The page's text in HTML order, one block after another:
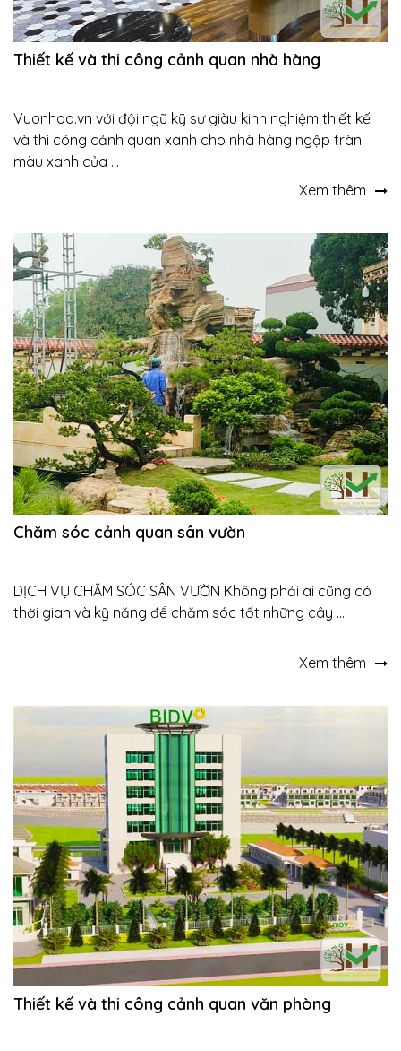
Thiết kế và thi công cảnh quan nhà hàng
Vuonhoa.vn với đội ngũ kỹ sư giàu kinh nghiệm thiết kế
và thi công cảnh quan xanh cho nhà hàng ngập tràn
màu xanh của ...
Xem thêm
Chăm sóc cảnh quan sân vườn
DỊCH VỤ CHĂM SÓC SÂN VƯỜN Không phải ai cũng có
thời gian và kỹ năng để chăm sóc tốt những cây ...
Xem thêm
Thiết kế và thi công cảnh quan văn phòng